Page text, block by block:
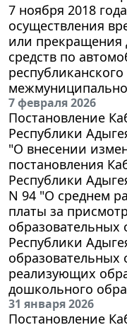
7 ноября 2018
осуществления
или прекращения
средств по
7 февраля 2026
Постановление
Республики
"О внесении
постановления
Республики
N 94 "О среднем
платы за
образовательных
Республики
образовательных
реализующих
дошкольного
31 января 2026
Постановление